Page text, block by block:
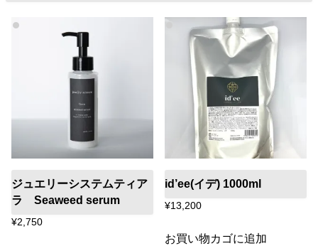
ジュエリーシステムティア
ラ Seaweed serum
¥2,750
id’ee(イデ) 1000ml
¥13,200
お買い物カゴに追加